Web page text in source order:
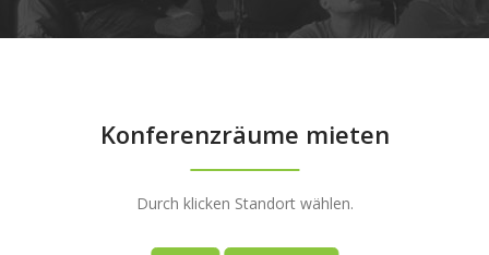
Konferenzräume mieten
Durch klicken Standort wählen.